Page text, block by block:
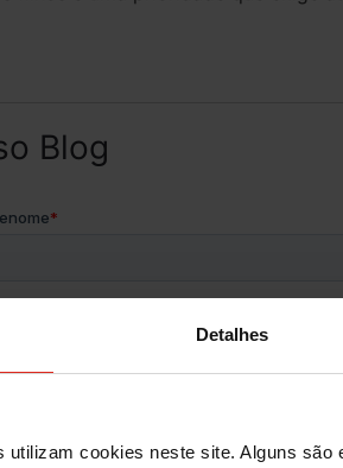
Detalhes
utilizam cookies neste site. Alguns
Blog